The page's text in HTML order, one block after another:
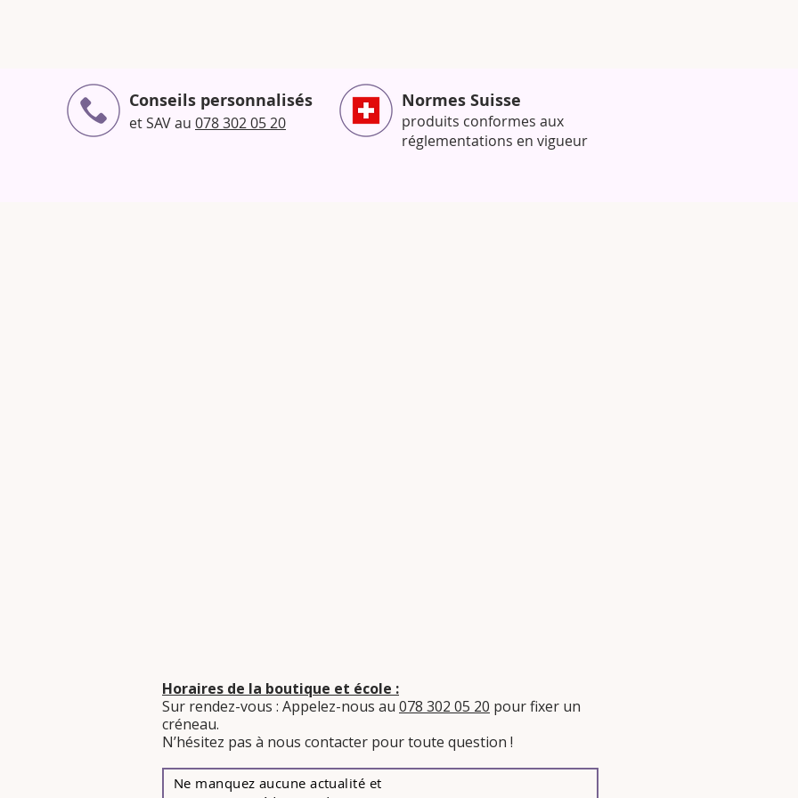
Conseils personnalisés
et SAV au 078 302 05 20
Normes Suisse
produits conformes aux
réglementations en vigueur
Horaires de la boutique et école :
Sur rendez-vous : Appelez-nous au 078 302 05 20 pour fixer un
créneau.
​N’hésitez pas à nous contacter pour toute question !​
Ne manquez aucune actualité et